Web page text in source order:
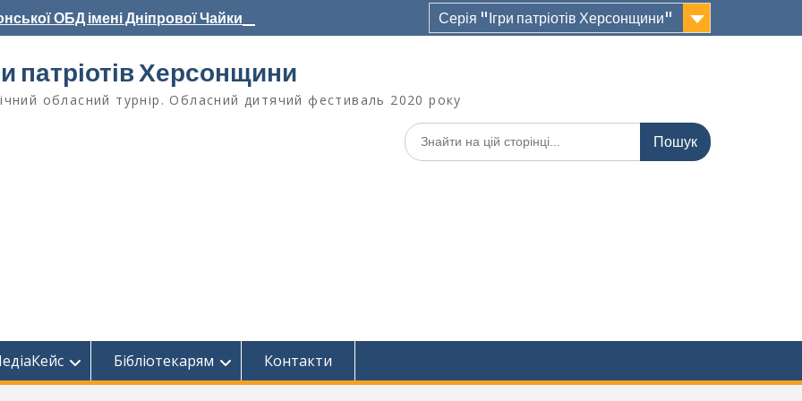
ОБД імені Дніпрової Чайки_ Серія "Ігри патріотів Херсонщини"
патріотів Херсонщини
обласний турнір. Обласний дитячий фестиваль 2020 року
Шукати:
Бібліотекарям Контакти